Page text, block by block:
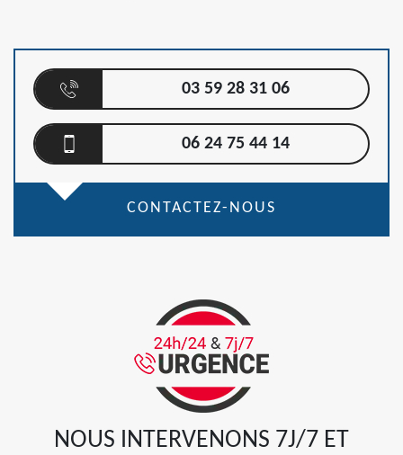
03 59 28 31 06
06 24 75 44 14
CONTACTEZ-NOUS
NOUS INTERVENONS 7J/7 ET